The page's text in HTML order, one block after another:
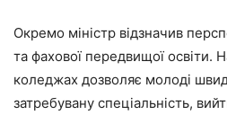
Окремо міністр відзначив
та фахової передвищої освіти.
коледжах дозволяє молоді
затребувану спеціальність,